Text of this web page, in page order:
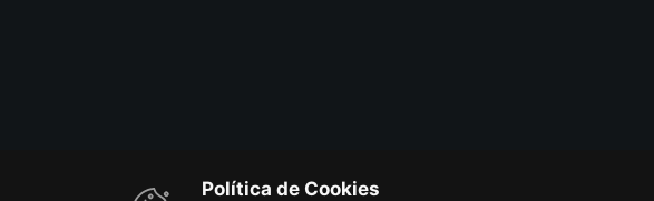
Política de Cookies